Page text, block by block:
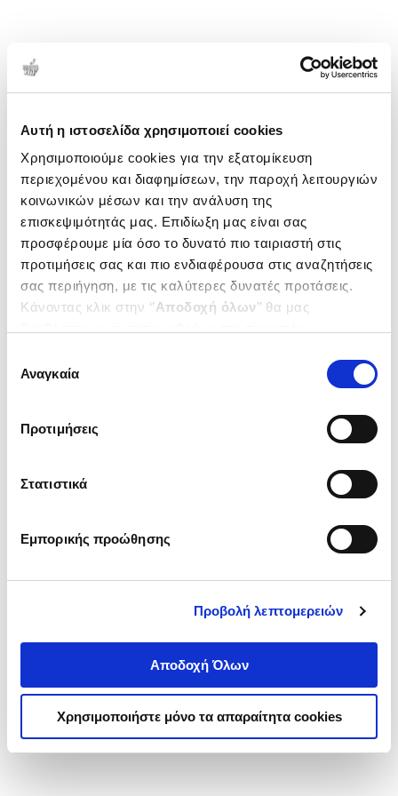
Αυτή η ιστοσελίδα χρησιμοποιεί cookies
Χρησιμοποιούμε cookies για την εξατομίκευση
περιεχομένου και διαφημίσεων, την παροχή λειτουργιών
κοινωνικών μέσων και την ανάλυση της
επισκεψιμότητάς μας. Επιδίωξη μας είναι σας
προσφέρουμε μία όσο το δυνατό πιο ταιριαστή στις
προτιμήσεις σας και πιο ενδιαφέρουσα στις αναζητήσεις
σας περιήγηση, με τις καλύτερες δυνατές προτάσεις.
Κάνοντας κλικ στην ‘’Αποδοχή όλων’’ θα μας
ενδιαφέρουν και να επιλέξετε από τα παρακάτω με την
΄΄και να ενημερωθείτε σχετικά με
συγκατάθεσης
Αναγκαία
Προτιμήσεις
Στατιστικά
Εμπορικής προώθησης
Προβολή λεπτομερειών
Αποδοχή Όλων
Χρησιμοποιήστε μόνο τα απαραίτητα cookies